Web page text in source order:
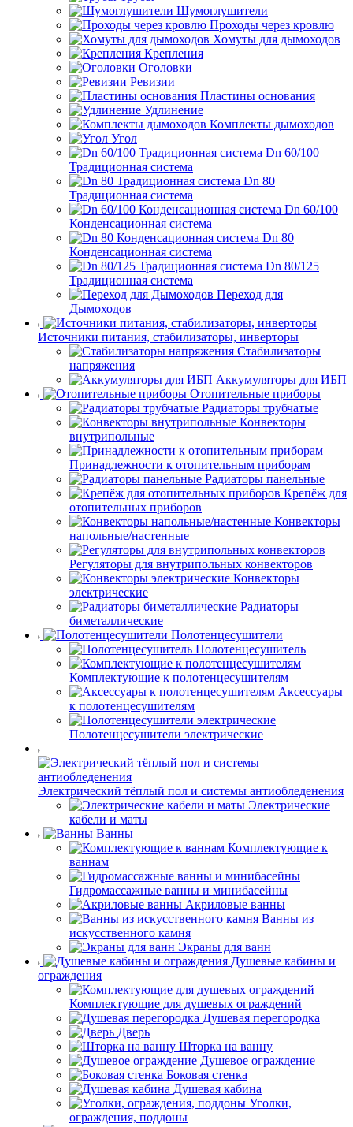
Шумоглушители
Проходы через кровлю
Хомуты для дымоходов
Крепления
Оголовки
Ревизии
Пластины основания
Удлинение
Комплекты дымоходов
Угол
Dn 60/100
Традиционная система
Dn 80
Традиционная система
Dn 60/100
Конденсационная система
Dn 80
Конденсационная система
Dn 80/125
Традиционная система
Переход для
Дымоходов
Источники питания, стабилизаторы, инверторы
Стабилизаторы
напряжения
Аккумуляторы для ИБП
Отопительные приборы
Радиаторы трубчатые
Конвекторы
внутрипольные
Принадлежности к отопительным приборам
Радиаторы панельные
Крепёж для
отопительных приборов
Конвекторы
напольные/настенные
Регуляторы для внутрипольных конвекторов
Конвекторы
электрические
Радиаторы
биметаллические
Полотенцесушители
Полотенцесушитель
Комплектующие к полотенцесушителям
Аксессуары
к полотенцесушителям
Полотенцесушители электрические
Электрический тёплый пол и системы антиобледенения
Электрические
кабели и маты
Ванны
Комплектующие к
ваннам
Гидромассажные ванны и минибасейны
Акриловые ванны
Ванны из
искусственного камня
Экраны для ванн
Душевые кабины и
ограждения
Комплектующие для душевых ограждений
Душевая перегородка
Дверь
Шторка на ванну
Душевое ограждение
Боковая стенка
Душевая кабина
Уголки,
ограждения, поддоны